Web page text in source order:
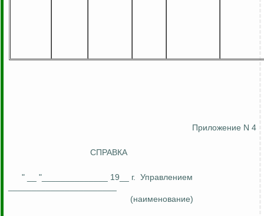
Приложение N 4
СПРАВКА
" __ "______________ 19__ г. Управлением
(наименование)